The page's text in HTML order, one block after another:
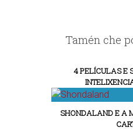
Tamén che
4 PELÍCULAS E
SHONDALAND E A